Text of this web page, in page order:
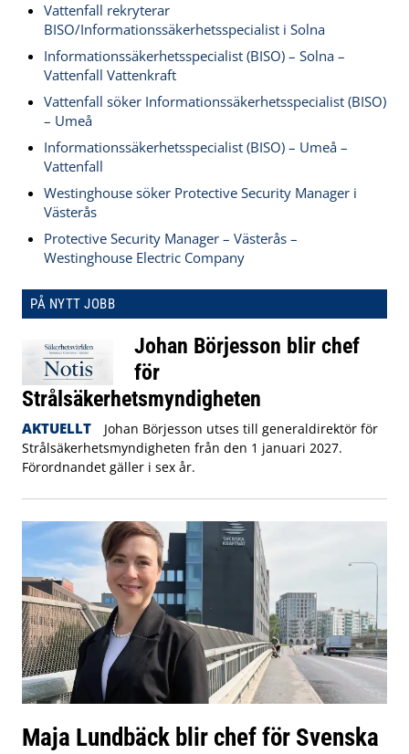
Vattenfall rekryterar
BISO/Informationssäkerhetsspecialist i Solna
Informationssäkerhetsspecialist (BISO) – Solna –
Vattenfall Vattenkraft
Vattenfall söker Informationssäkerhetsspecialist (BISO)
– Umeå
Informationssäkerhetsspecialist (BISO) – Umeå –
Vattenfall
Westinghouse söker Protective Security Manager i
Västerås
Protective Security Manager – Västerås –
Westinghouse Electric Company
PÅ NYTT JOBB
Johan Börjesson blir chef
för
Strålsäkerhetsmyndigheten
AKTUELLT
Johan Börjesson utses till generaldirektör för
Strålsäkerhetsmyndigheten från den 1 januari 2027.
Förordnandet gäller i sex år.
Maja Lundbäck blir chef för Svenska